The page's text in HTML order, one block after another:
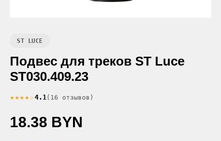
ST LUCE
Подвес для треков ST Luce
ST030.409.23
★★★★☆4.1 (16 отзывов)
18.38 BYN